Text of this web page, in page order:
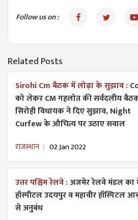
Follow us on :
Related Posts
Sirohi Cm बैठक में लोढ़ा के सुझाव :
को लेकर CM गहलोत की सर्वदलीय
सिरोही विधायक ने दिए सुझाव, Night
Curfew के औचित्य पर उठाए सवाल
राजस्थान 02 Jan 2022
उत्तर पश्चिम रेलवे :अजमेर रेलवे मंडल का
हॉस्पीटल उदयपुर व महावीर हॉस्पिटल
से अनुबंध